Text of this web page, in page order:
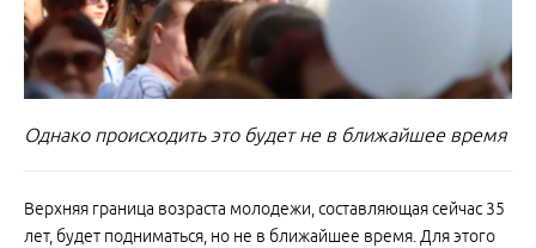
Однако происходить это будет не в ближайшее время
Верхняя граница возраста молодежи, составляющая сейчас 35
лет, будет подниматься, но не в ближайшее время. Для этого